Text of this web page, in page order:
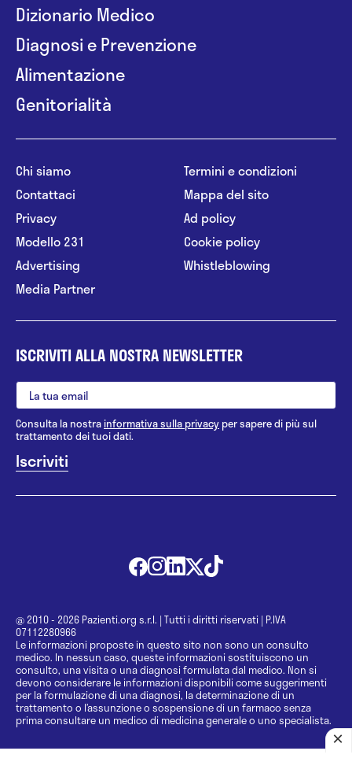
Dizionario Medico
Diagnosi e Prevenzione
Alimentazione
Genitorialità
Chi siamo
Contattaci
Privacy
Modello 231
Advertising
Media Partner
Termini e condizioni
Mappa del sito
Ad policy
Cookie policy
Whistleblowing
ISCRIVITI ALLA NOSTRA NEWSLETTER
Consulta la nostrainformativa sulla privacy per sapere di più sul
trattamento dei tuoi dati.
@ 2010 - 2026 Pazienti.org s.r.l. | Tutti i diritti riservati | P.IVA
07112280966
Le informazioni proposte in questo sito non sono un consulto
medico. In nessun caso, queste informazioni sostituiscono un
consulto, una visita o una diagnosi formulata dal medico. Non si
devono considerare le informazioni disponibili come suggerimenti
per la formulazione di una diagnosi, la determinazione di un
trattamento o l’assunzione o sospensione di un farmaco senza
prima consultare un medico di medicina generale o uno specialista.